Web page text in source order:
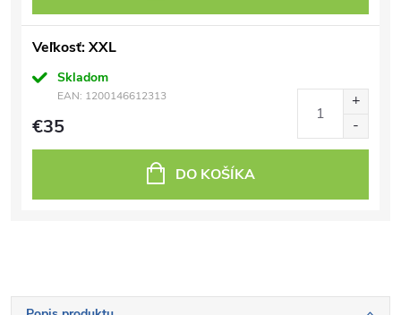
Veľkosť: XXL
Skladom
EAN: 1200146612313
€35
DO KOŠÍKA